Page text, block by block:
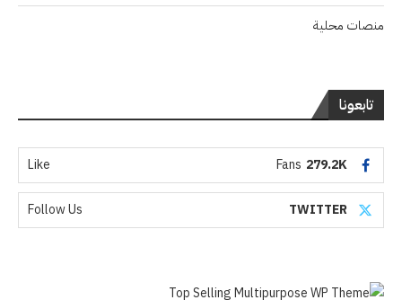
منصات محلية
تابعونا
279.2K
Fans
Like
TWITTER
Follow Us